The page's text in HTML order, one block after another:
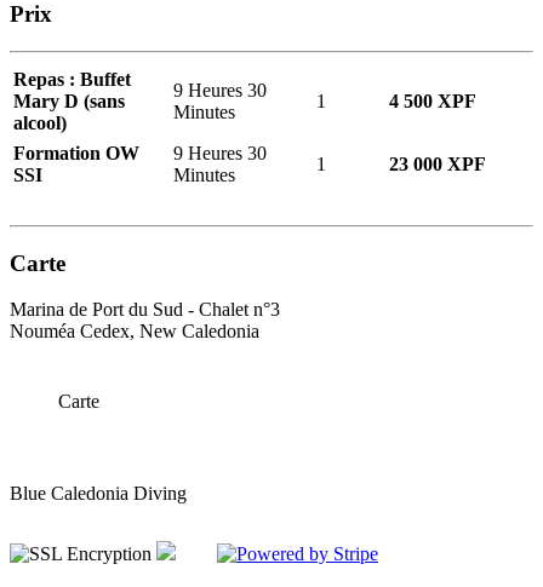
Prix
Repas : Buffet
Mary D (sans
alcool)
9 Heures 30
Minutes
1 4 500 XPF
Formation OW
SSI
9 Heures 30
Minutes
1 23 000 XPF
Carte
Marina de Port du Sud - Chalet n°3
Nouméa Cedex, New Caledonia
Carte
Blue Caledonia Diving